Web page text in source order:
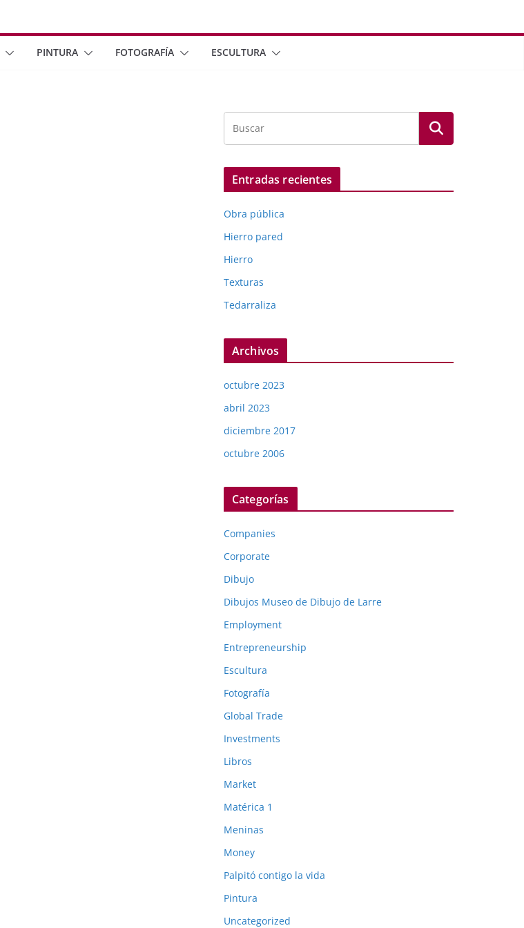
PINTURA FOTOGRAFÍA ESCULTURA
Entradas recientes
Obra pública
Hierro pared
Hierro
Texturas
Tedarraliza
Archivos
octubre 2023
abril 2023
diciembre 2017
octubre 2006
Categorías
Companies
Corporate
Dibujo
Dibujos Museo de Dibujo de Larre
Employment
Entrepreneurship
Escultura
Fotografía
Global Trade
Investments
Libros
Market
Matérica 1
Meninas
Money
Palpitó contigo la vida
Pintura
Uncategorized